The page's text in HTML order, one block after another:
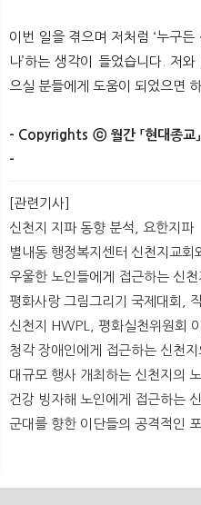
이번 일을 겪으며 저처럼 ‘누구
나’하는 생각이 들었습니다. 저
으실 분들에게 도움이 되었으면
- Copyrights ⓒ 월간 「현대종교
-
[관련기사]
신천지 지파 동향 분석, 요한지파
별내동 행정복지센터 신천지교회
우울한 노인들에게 접근하는 신천
평화사랑 그림그리기 국제대회,
신천지 HWPL, 평화실천위원회
청각 장애인에게 접근하는 신천지
대규모 행사 개최하는 신천지의
건강 빙자해 노인에게 접근하는
군대를 향한 이단들의 공격적인